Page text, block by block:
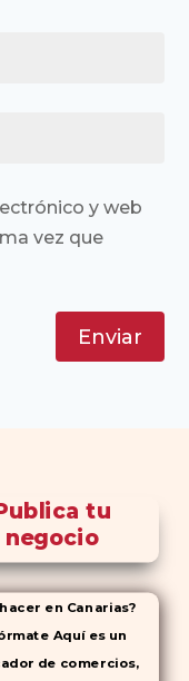
y web
vez que
Enviar
tu
negocio
en Canarias?
Aquí es un
de comercios,